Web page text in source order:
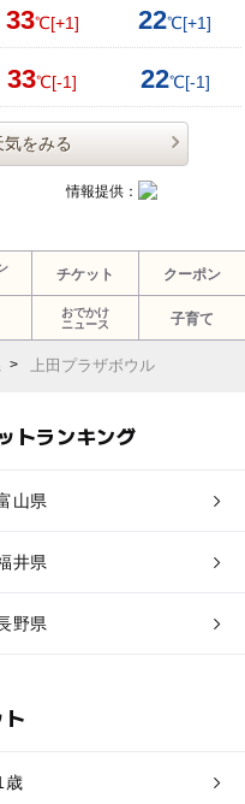
33℃[+1] 22℃[+1]
33℃[-1] 22℃[-1]
をみる
情報提供：
チケット クーポン
おでかけ
ニュース
子育て
上田プラザボウル
トランキング
山県
井県
野県
歳